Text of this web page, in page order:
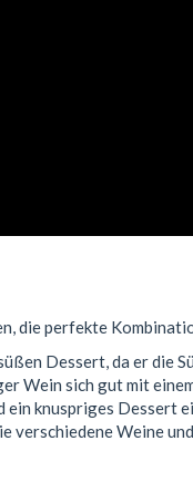
die perfekte
Dessert, da er die
Wein sich gut mit
ein knuspriges Dessert
Weine